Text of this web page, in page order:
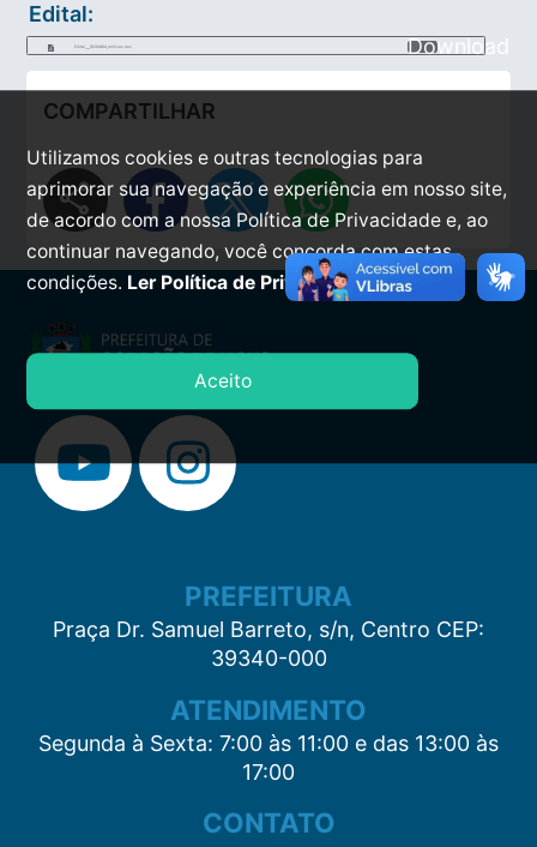
Edital:
Edital____SEGUNDA_retificao.doc Download
COMPARTILHAR
share
PREFEITURA
Praça Dr. Samuel Barreto, s/n, Centro CEP:
39340-000
ATENDIMENTO
Segunda à Sexta: 7:00 às 11:00 e das 13:00 às
17:00
CONTATO
Utilizamos cookies e outras tecnologias para
aprimorar sua navegação e experiência em nosso site,
de acordo com a nossa Política de Privacidade e, ao
continuar navegando, você concorda com estas
condições. Ler Política de Privacidade.
Aceito